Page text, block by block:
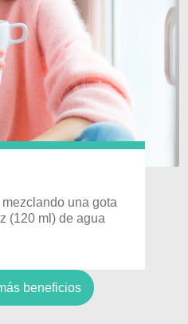
una gota
(120 ml) de agua
beneficios